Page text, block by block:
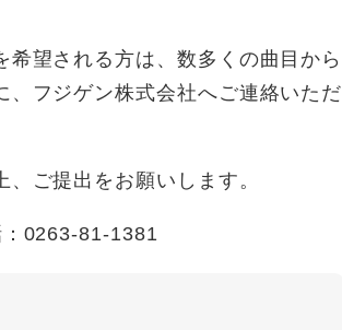
望される方は、数多くの曲目から
フジゲン株式会社へご連絡いただ
ご提出をお願いします。
0263-81-1381